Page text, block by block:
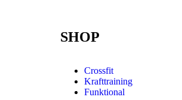
SHOP
Crossfit
Krafttraining
Funktional